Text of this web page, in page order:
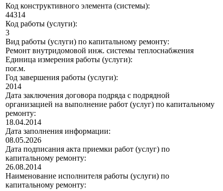
Код конструктивного элемента (системы):
44314
Код работы (услуги):
3
Вид работы (услуги) по капитальному ремонту:
Ремонт внутридомовой инж. системы теплоснабжения
Единица измерения работы (услуги):
пог.м.
Год завершения работы (услуги):
2014
Дата заключения договора подряда с подрядной
организацией на выполнение работ (услуг) по капитальному
ремонту:
18.04.2014
Дата заполнения информации:
08.05.2026
Дата подписания акта приемки работ (услуг) по
капитальному ремонту:
26.08.2014
Наименование исполнителя работы (услуги) по
капитальному ремонту: